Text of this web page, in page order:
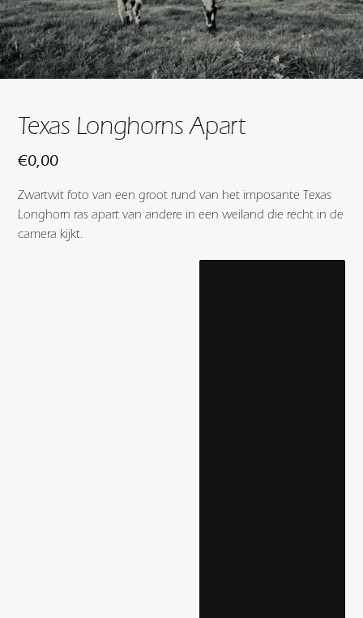
Texas Longhorns Apart
€0,00
Zwartwit foto van een groot rund van het imposante Texas
Longhorn ras apart van andere in een weiland die recht in de
camera kijkt.